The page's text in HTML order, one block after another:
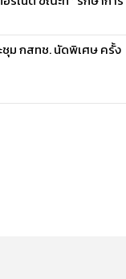
ชุม กสทช. นัดพิเศษ ครั้ง